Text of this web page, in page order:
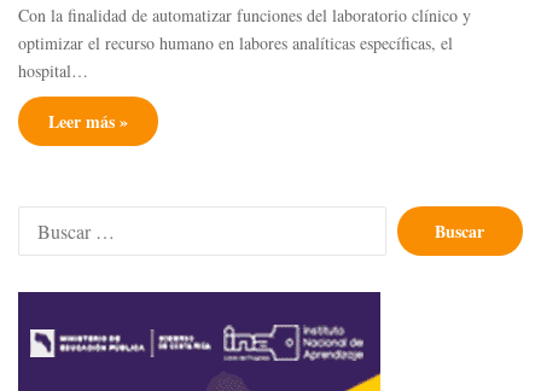
Con la finalidad de automatizar funciones del laboratorio clínico y
optimizar el recurso humano en labores analíticas específicas, el
hospital…
Leer más »
Buscar: